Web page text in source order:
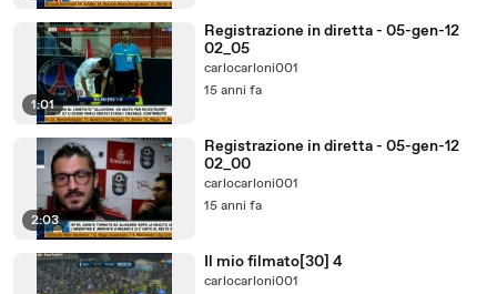
1:01
Registrazione in diretta - 05-gen-12
02_05
carlocarloni001
15 anni fa
2:03
Registrazione in diretta - 05-gen-12
02_00
carlocarloni001
15 anni fa
Il mio filmato[30] 4
carlocarloni001